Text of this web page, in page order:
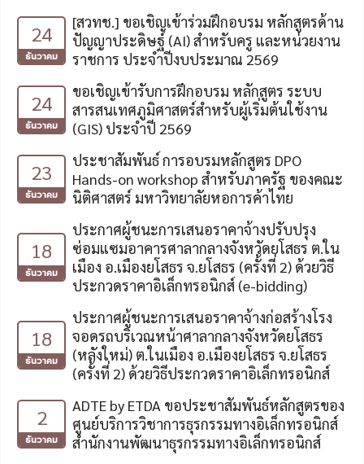
24
ธันวาคม
[สวทช.] ขอเชิญเข้าร่วมฝึกอบรม หลักสูตรด้าน
ปัญญาประดิษฐ์ (AI) สำหรับครู และหน่วยงาน
ราชการ ประจำปีงบประมาณ 2569
24
ธันวาคม
ขอเชิญเข้ารับการฝึกอบรม หลักสูตร ระบบ
สารสนเทศภูมิศาสตร์สำหรับผู้เริ่มต้นใช้งาน
(GIS) ประจำปี 2569
23
ธันวาคม
ประชาสัมพันธ์ การอบรมหลักสูตร DPO
Hands-on workshop สำหรับภาครัฐ ของคณะ
นิติศาสตร์ มหาวิทยาลัยหอการค้าไทย
18
ธันวาคม
ประกาศผู้ชนะการเสนอราคาจ้างปรับปรุง
ซ่อมแซมอาคารศาลากลางจังหวัดยโสธร ต.ใน
เมือง อ.เมืองยโสธร จ.ยโสธร (ครั้งที่ 2) ด้วยวิธี
ประกวดราคาอิเล็กทรอนิกส์ (e-bidding)
18
ธันวาคม
ประกาศผู้ชนะการเสนอราคาจ้างก่อสร้างโรง
จอดรถบริเวณหน้าศาลากลางจังหวัดยโสธร
(หลังใหม่) ต.ในเมือง อ.เมืองยโสธร จ.ยโสธร
(ครั้งที่ 2) ด้วยวิธีประกวดราคาอิเล็กทรอนิกส์
2
ธันวาคม
ADTE by ETDA ขอประชาสัมพันธ์หลักสูตรของ
ศูนย์บริการวิชาการธุรกรรมทางอิเล็กทรอนิกส์
สำนักงานพัฒนาธุรกรรมทางอิเล็กทรอนิกส์